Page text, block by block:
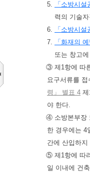
5.
「소방시
력의 기술
6.
「소방시
7.
「화재의
또는 창고
③ 제1항에 따
요구서류를
령」 별표 4
야 한다.
④ 소방본부장
한 경우에는 4
간에 산입하
⑤ 제1항에 따
일 이내에 건